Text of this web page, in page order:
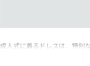
成人式に着るドレスは、特別